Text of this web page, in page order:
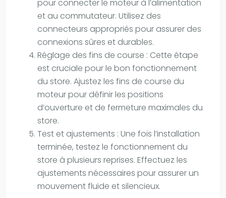
pour connecter le moteur à l’alimentation
et au commutateur. Utilisez des
connecteurs appropriés pour assurer des
connexions sûres et durables.
Réglage des fins de course : Cette étape
est cruciale pour le bon fonctionnement
du store. Ajustez les fins de course du
moteur pour définir les positions
d’ouverture et de fermeture maximales du
store.
Test et ajustements : Une fois l’installation
terminée, testez le fonctionnement du
store à plusieurs reprises. Effectuez les
ajustements nécessaires pour assurer un
mouvement fluide et silencieux.